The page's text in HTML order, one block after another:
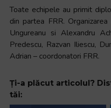
Toate echipele au primit
din partea FRR.
Ungureanu si Alexandru
Predescu, Razvan Iliescu,
Adrian – coordonatori FRR.
Ți-a plăcut articolul?
tăi: